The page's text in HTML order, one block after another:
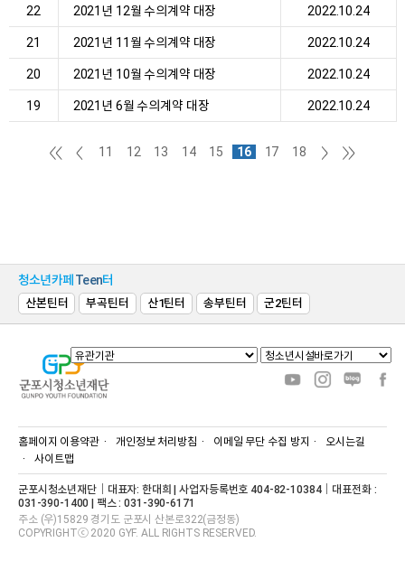
22 2021년 12월 수의계약 대장 2022.10.24
21 2021년 11월 수의계약 대장 2022.10.24
20 2021년 10월 수의계약 대장 2022.10.24
19 2021년 6월 수의계약 대장 2022.10.24
11 12 13 14 15 16 17 18
청소년카페 Teen터
산본틴터 부곡틴터 산1틴터 송부틴터 군2틴터
홈페이지 이용약관 개인정보 처리방침 이메일 무단 수집 방지
오시는길
사이트맵
군포시청소년재단｜대표자: 한대희 | 사업자등록번호 404-82-10384｜대표전화 :
031-390-1400 | 팩스 : 031-390-6171
주소 (우)15829 경기도 군포시 산본로322(금정동)
COPYRIGHTⓒ 2020 GYF. ALL RIGHTS RESERVED.